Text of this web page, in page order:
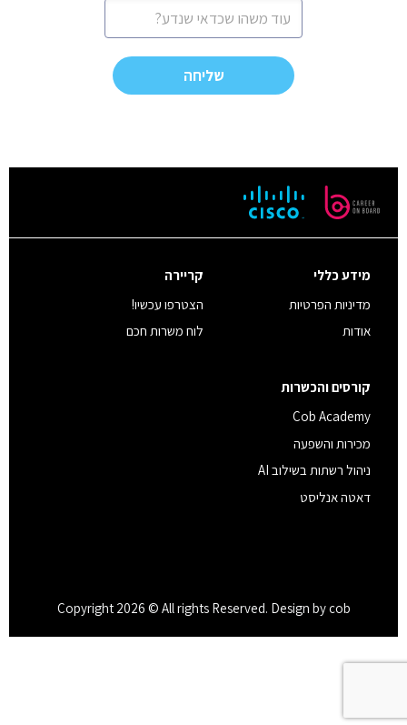
CAPTCHA
מידע כללי
מדיניות הפרטיות
אודות
קריירה
הצטרפו עכשיו!
לוח משרות חכם
קורסים והכשרות
Cob Academy
מכירות והשפעה
ניהול רשתות בשילוב AI
דאטה אנליסט
Copyright 2026 © All rights Reserved. Design by cob